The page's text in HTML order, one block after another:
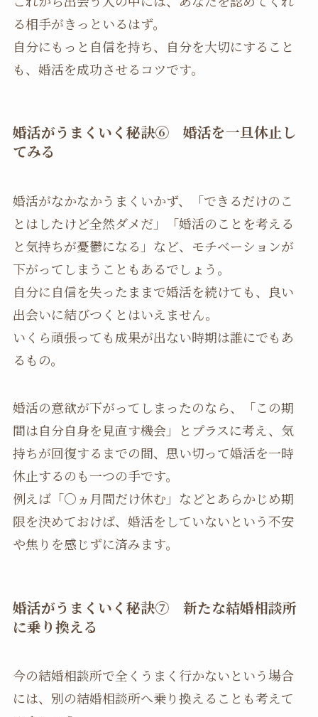
る相手がきっといるはず。
自分にもっと自信を持ち、自分を大切にすること
も、婚活を成功させるコツです。
婚活がうまくいく秘訣⑥ 婚活を一旦休止し
てみる
婚活がなかなかうまくいかず、「できるだけのこ
とはしたけど全然ダメだ」「婚活のことを考える
と気持ちが憂鬱になる」など、モチベーションが
下がってしまうこともあるでしょう。
自分に自信を失ったままで婚活を続けても、良い
出会いに結びつくとはいえません。
いくら頑張っても成果が出ない時期は誰にでもあ
るもの。
婚活の意欲が下がってしまったのなら、「この期
間は自分自身を見直す機会」とプラスに考え、気
持ちが回復するまでの間、思い切って婚活を一時
休止するのも一つの手です。
例えば「○ヵ月間だけ休む」などとあらかじめ期
限を決めておけば、婚活をしていないという不安
や焦りを感じずに済みます。
婚活がうまくいく秘訣⑦ 新たな結婚相談所
に乗り換える
今の結婚相談所で全くうまく行かないという場合
には、別の結婚相談所へ乗り換えることも考えて